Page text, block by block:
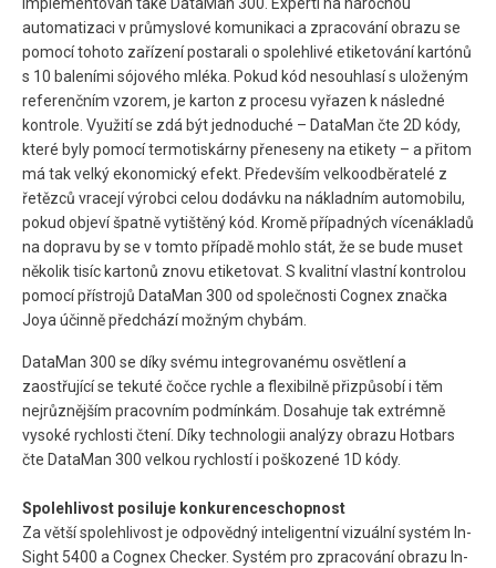
automatizaci v průmyslové komunikaci a zpracování obrazu se
pomocí tohoto zařízení postarali o spolehlivé etiketování kartónů
s 10 baleními sójového mléka. Pokud kód nesouhlasí s uloženým
referenčním vzorem, je karton z procesu vyřazen k následné
kontrole. Využití se zdá být jednoduché – DataMan čte 2D kódy,
které byly pomocí termotiskárny přeneseny na etikety – a přitom
má tak velký ekonomický efekt. Především velkoodběratelé z
řetězců vracejí výrobci celou dodávku na nákladním automobilu,
pokud objeví špatně vytištěný kód. Kromě případných vícenákladů
na dopravu by se v tomto případě mohlo stát, že se bude muset
několik tisíc kartonů znovu etiketovat. S kvalitní vlastní kontrolou
pomocí přístrojů DataMan 300 od společnosti Cognex značka
Joya účinně předchází možným chybám.
DataMan 300 se díky svému integrovanému osvětlení a
zaostřující se tekuté čočce rychle a flexibilně přizpůsobí i těm
nejrůznějším pracovním podmínkám. Dosahuje tak extrémně
vysoké rychlosti čtení. Díky technologii analýzy obrazu Hotbars
čte DataMan 300 velkou rychlostí i poškozené 1D kódy.
Spolehlivost posiluje konkurenceschopnost
Za větší spolehlivost je odpovědný inteligentní vizuální systém In-
Sight 5400 a Cognex Checker. Systém pro zpracování obrazu In-